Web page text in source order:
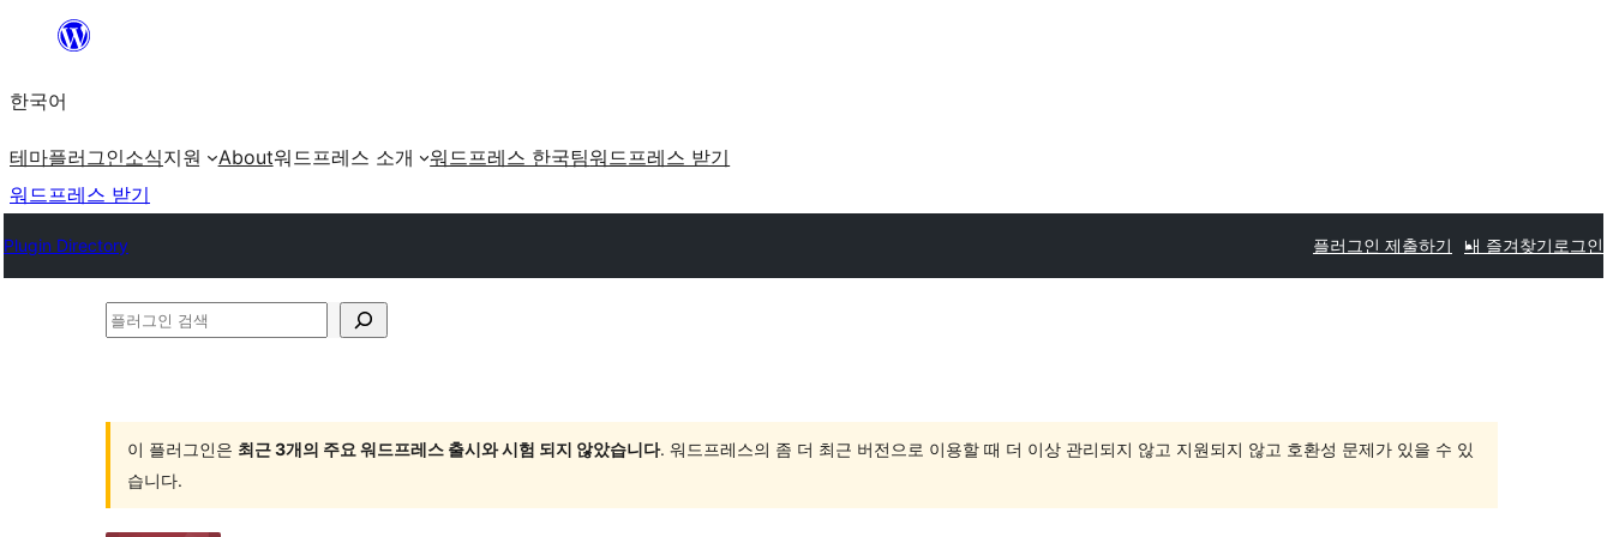
츠
로
로
가
한국어
테마플러그인소식지원 About워드프레스 소개 워드프레스 한국팀워드프레스 받기
워드프레스 받기
Plugin Directory 플러그인 제출하기 내 즐겨찾기 로그인
플
인
이 플러그인은 최근 3개의 주요 워드프레스 출시와 시험 되지 않았습니다. 워드프레스의 좀 더 최근 버전으로 이용할 때 더 이상 관리되지 않고 지원되지 않고 호환성 문제가 있을 수 있
습니다.